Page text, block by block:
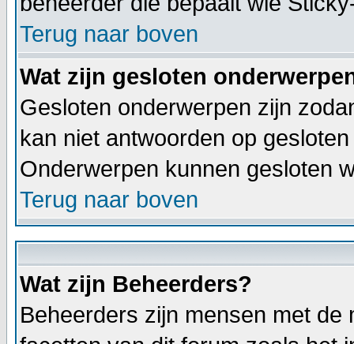
Terug naar boven
Wat zijn gesloten
Gesloten onderwerpen zijn
kan niet antwoorden op
Onderwerpen kunnen gesloten
Terug naar boven
Wat zijn Beheerders?
Beheerders zijn mensen met